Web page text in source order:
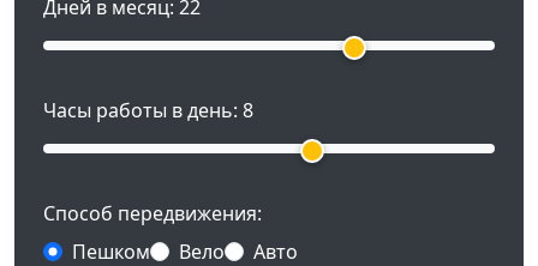
Дней в месяц: 22
Часы работы в день: 8
Способ передвижения:
Пешком
Вело Авто